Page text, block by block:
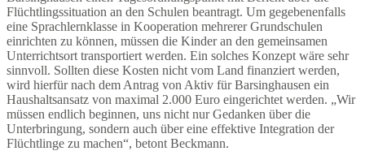
Flüchtlingssituation an den Schulen beantragt. Um gegebenenfalls
eine Sprachlernklasse in Kooperation mehrerer Grundschulen
einrichten zu können, müssen die Kinder an den gemeinsamen
Unterrichtsort transportiert werden. Ein solches Konzept wäre sehr
sinnvoll. Sollten diese Kosten nicht vom Land finanziert werden,
wird hierfür nach dem Antrag von Aktiv für Barsinghausen ein
Haushaltsansatz von maximal 2.000 Euro eingerichtet werden. „Wir
müssen endlich beginnen, uns nicht nur Gedanken über die
Unterbringung, sondern auch über eine effektive Integration der
Flüchtlinge zu machen“, betont Beckmann.